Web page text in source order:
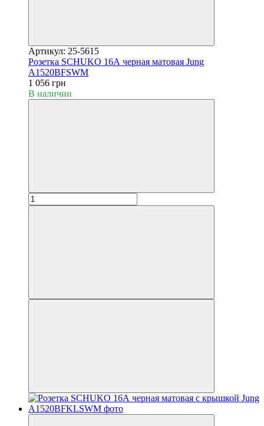
Артикул: 25-5615
Розетка SCHUKO 16А черная матовая Jung
A1520BFSWM
1 056 грн
В наличии